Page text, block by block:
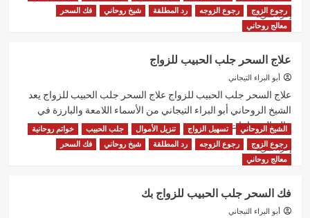
إقرأ المزيداقرأ
المزيد
زواج
العوانس
الحبيب
رجوع الزوج
رجوع الزوجه رد المطلقة شيخ روحاني
فك السحر
معالج روحاني
علاج السحر جلب الحبيب للزواج
أبو البراء التيجاني
علاج السحر جلب الحبيب للزواج علاج السحر جلب الحبيب للزواج يعد
الشيخ الروحاني أبو البراء التيجاني من الأسماء اللامعة والبارزة في
عالم الروحانيات...
إقرأ المزيداقرأ
المزيد
السحر
جلب
الشيخ الروحاني تسهيل الزواج تنزيل الأموال جلب الحبيب
خواتم روحانية
رجوع الزوج
رجوع الزوجه رد المطلقة شيخ روحاني
فك السحر
معالج روحاني
فك السحر جلب الحبيب للزواج بك
أبو البراء التيجاني